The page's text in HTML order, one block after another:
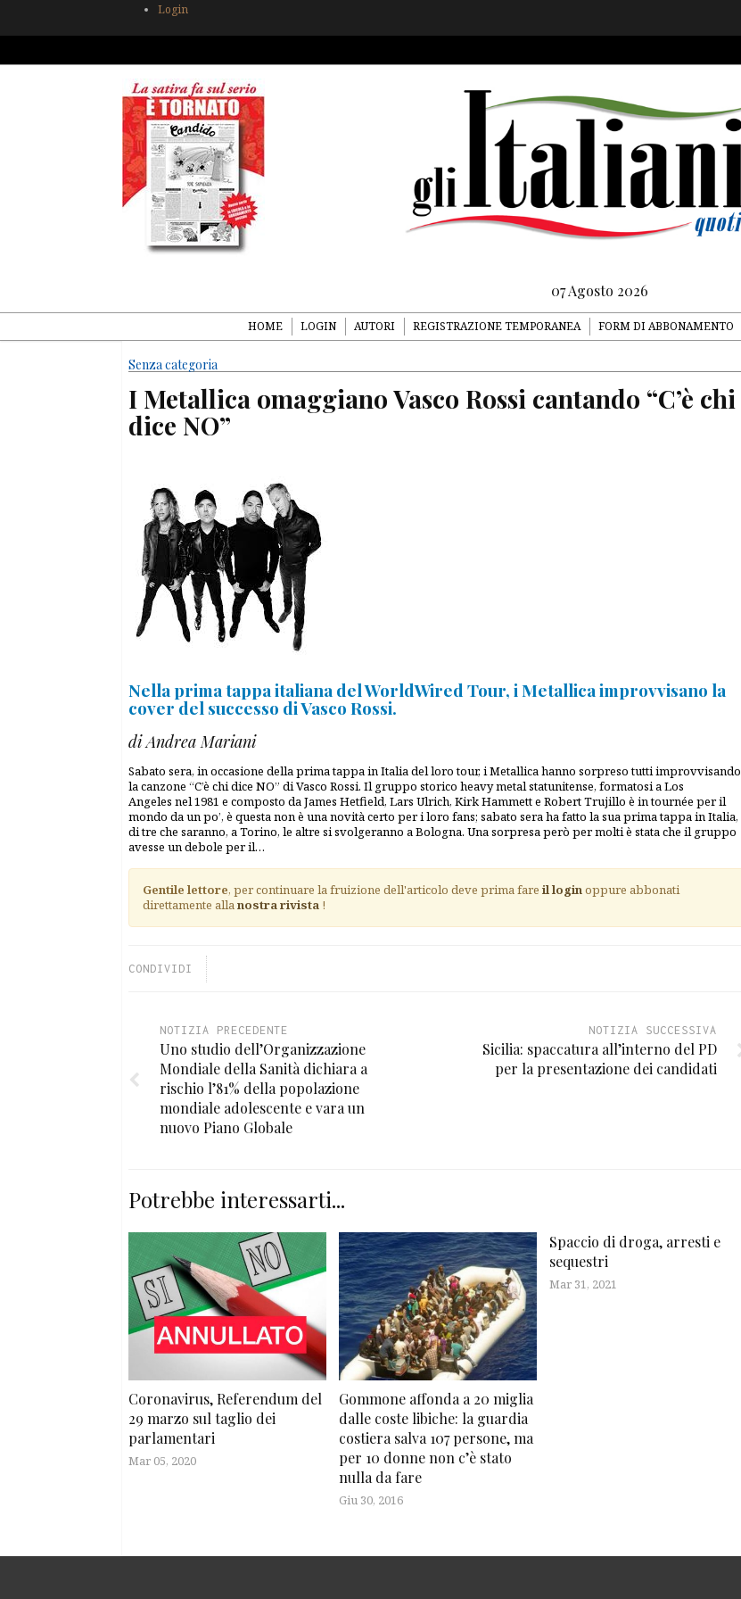
Login
07 Agosto 2026
HOME LOGIN AUTORI REGISTRAZIONE TEMPORANEA FORM DI ABBONAMENTO
Senza categoria
I Metallica omaggiano Vasco Rossi cantando “C’è chi
dice NO”
Nella prima tappa italiana del WorldWired Tour, i Metallica improvvisano la
cover del successo di Vasco Rossi.
di Andrea Mariani
Sabato sera, in occasione della prima tappa in Italia del loro tour, i Metallica hanno sorpreso tutti improvvisando
la canzone “C’è chi dice NO” di Vasco Rossi. Il gruppo storico heavy metal statunitense, formatosi a Los
Angeles nel 1981 e composto da James Hetfield, Lars Ulrich, Kirk Hammett e Robert Trujillo è in tournée per il
mondo da un po’, è questa non è una novità certo per i loro fans; sabato sera ha fatto la sua prima tappa in Italia,
di tre che saranno, a Torino, le altre si svolgeranno a Bologna. Una sorpresa però per molti è stata che il gruppo
avesse un debole per il…
Gentile lettore, per continuare la fruizione dell'articolo deve prima fare il loginoppure abbonati
direttamente allanostra rivista !
CONDIVIDI
NOTIZIA PRECEDENTE
Uno studio dell’Organizzazione
Mondiale della Sanità dichiara a
rischio l’81% della popolazione
mondiale adolescente e vara un
nuovo Piano Globale
NOTIZIA SUCCESSIVA
Sicilia: spaccatura all’interno del PD
per la presentazione dei candidati
Potrebbe interessarti...
Coronavirus, Referendum del
29 marzo sul taglio dei
parlamentari
Mar 05, 2020
Gommone affonda a 20 miglia
dalle coste libiche: la guardia
costiera salva 107 persone, ma
per 10 donne non c’è stato
nulla da fare
Giu 30, 2016
Spaccio di droga, arresti e
sequestri
Mar 31, 2021